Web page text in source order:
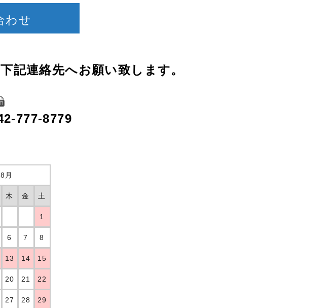
わせ
絡先へお願い致します。
777-8779
月
木 金 土
1
6 7 8
13 14 15
20 21 22
27 28 29